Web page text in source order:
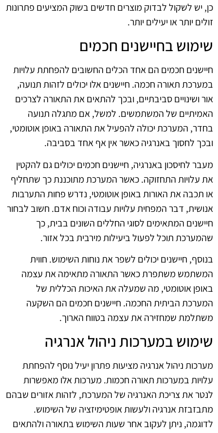
כן, יש לשקול לבדוק מוצרים חדשים בשוק המציעים פתרונות
זולים יותר או יעילים יותר.
שימוש בחיישנים חכמים
חיישנים חכמים הם אחד הכלים החשובים להפחתת עלויות
במערכת תאורה חכמה. חיישנים אלו יכולים לזהות תנועה,
אור ושינויים סביבתיים, ובכך להתאים את התאורה לצרכים
האמיתיים של המשתמשים. למשל, אם מתגלה תנועה
בחדר, המערכת יכולה להפעיל את התאורה באופן אוטומטי,
ובכך לחסוך באנרגיה כאשר אין אף אחד בסביבה.
מעבר לחיסכון באנרגיה, חיישנים חכמים יכולים גם להקטין
את עלויות התחזוקה. כאשר המערכת מתוכננת כך שתחליף
או תכבה את האורות באופן אוטומטי, נדרש פחות התערבות
אנושית, דבר המפחית עלויות עבודה וכוח אדם. חשוב לבחור
חיישנים המתאימים לסוגי החללים השונים בבית, כך
שהמערכת תוכל לפעול ביעילות מירבית בכל אזור.
בנוסף, חיישנים יכולים לשפר את נוחות השימוש. חווית
המשתמש משתפרת כאשר התאורה מתאימה את עצמה
באופן אוטומטי, מה שמעלה את האיכות הכללית של
המערכת הביתית החכמה. חיישנים חכמים הם השקעה
משתלמת שמחזירה את עצמה בטווח הארוך.
שימוש במערכות ניהול אנרגיה
מערכות ניהול אנרגיה מציעות פתרון יעיל נוסף להפחתת
עלויות במערכות תאורה חכמות. מערכות אלו מאפשרות
לנטר את צריכת האנרגיה של המערכת, לזהות אזורים שבהם
מתבזבזת אנרגיה ולעשות אופטימיזציה של השימוש.
לדוגמה, ניתן לעקוב אחר שעות השימוש בתאורה ולהתאים